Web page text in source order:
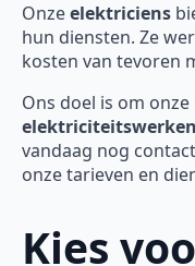
Onzeelektriciens
hun diensten. Ze
kosten van tevoren
Ons doel is om
elektriciteitswerken
vandaag nog
onze tarieven en
Kies